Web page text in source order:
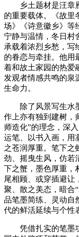
乡土题材是汪章
的重要载体。《故里
场》《诗意徽乡》等
宁静与温情，冬日村
承载着浓烈乡愁，写
的眷恋与牵挂。他用
着和故土家园的热爱
发观者情感共鸣的泉
生命力。
除了风景写生水
作上亦有独到建树，
师造化”的理念，深
运笔、以书入画，用
之苍润厚重。笔下之
劲、摇曳生风，仿若
下之蟹，墨色厚重，
尾相顾、或穿插避让
聚、散之美态，暗合
品笔墨简练、灵动自
代的鲜活延续与个性
凭借扎实的笔墨